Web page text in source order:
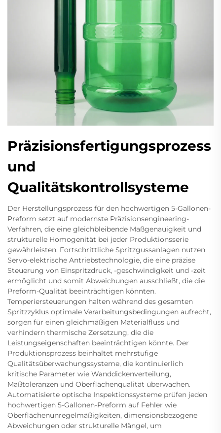
Präzisionsfertigungsprozess
und
Qualitätskontrollsysteme
Der Herstellungsprozess für den hochwertigen 5-Gallonen-
Preform setzt auf modernste Präzisionsengineering-
Verfahren, die eine gleichbleibende Maßgenauigkeit und
strukturelle Homogenität bei jeder Produktionsserie
gewährleisten. Fortschrittliche Spritzgussanlagen nutzen
Servo-elektrische Antriebstechnologie, die eine präzise
Steuerung von Einspritzdruck, -geschwindigkeit und -zeit
ermöglicht und somit Abweichungen ausschließt, die die
Preform-Qualität beeinträchtigen könnten.
Temperiersteuerungen halten während des gesamten
Spritzzyklus optimale Verarbeitungsbedingungen aufrecht,
sorgen für einen gleichmäßigen Materialfluss und
verhindern thermische Zersetzung, die die
Leistungseigenschaften beeinträchtigen könnte. Der
Produktionsprozess beinhaltet mehrstufige
Qualitätsüberwachungssysteme, die kontinuierlich
kritische Parameter wie Wanddickenverteilung,
Maßtoleranzen und Oberflächenqualität überwachen.
Automatisierte optische Inspektionssysteme prüfen jeden
hochwertigen 5-Gallonen-Preform auf Fehler wie
Oberflächenunregelmäßigkeiten, dimensionsbezogene
Abweichungen oder strukturelle Mängel, um